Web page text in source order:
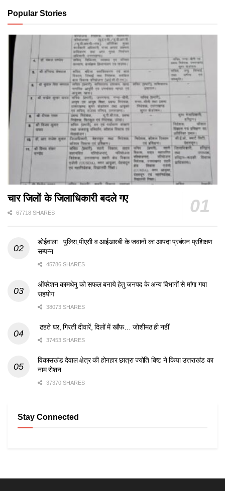
Popular Stories
चार जिलों के जिलाधिकारी बदले गए
67718 SHARES
डोईवाला : पुलिस,पीएसी व आईआरबी के जवानों का आपदा प्रबंधन प्रशिक्षण
सम्पन्न
45786 SHARES
ऑपरेशन कामधेनु को सफल बनाये हेतु जनपद के अन्य विभागों से मांगा गया
सहयोग
38073 SHARES
ढहते घर, गिरती दीवारें, दिलों में खौफ… जोशीमठ ही नहीं
37453 SHARES
विकासखंड देवाल क्षेत्र की होनहार छात्रा ज्योति बिष्ट ने किया उत्तराखंड का
नाम रोशन
37370 SHARES
Stay Connected